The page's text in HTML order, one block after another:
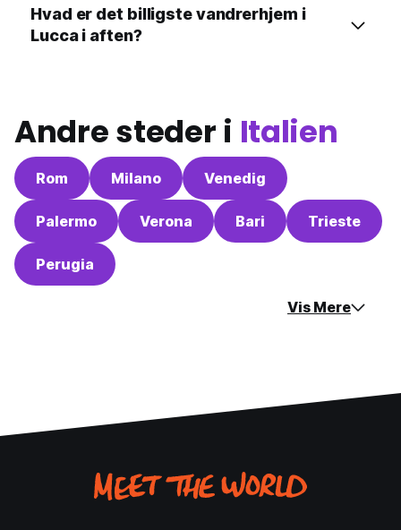
Hvad er det billigste vandrerhjem i
Lucca i aften?
Andre steder i Italien
Rom Milano Venedig
Palermo Verona Bari Trieste
Perugia
Vis Mere